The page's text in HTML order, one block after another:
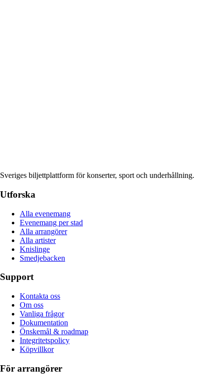
Sveriges biljettplattform för konserter, sport och underhållning.
Utforska
Alla evenemang
Evenemang per stad
Alla arrangörer
Alla artister
Knislinge
Smedjebacken
Support
Kontakta oss
Om oss
Vanliga frågor
Dokumentation
Önskemål & roadmap
Integritetspolicy
Köpvillkor
För arrangörer